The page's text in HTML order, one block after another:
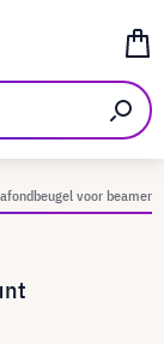
voor beamer